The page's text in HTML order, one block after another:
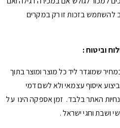
להשתמש בזכות זו רק במקרים
וביטוח :
שמוגדר ליד כל מוצר ומוצר בתוך
איסוף עצמאי ולא לשם דמי
האתר בלבד. זמן אספקה הינו על
ושבת וחגי ישראל .